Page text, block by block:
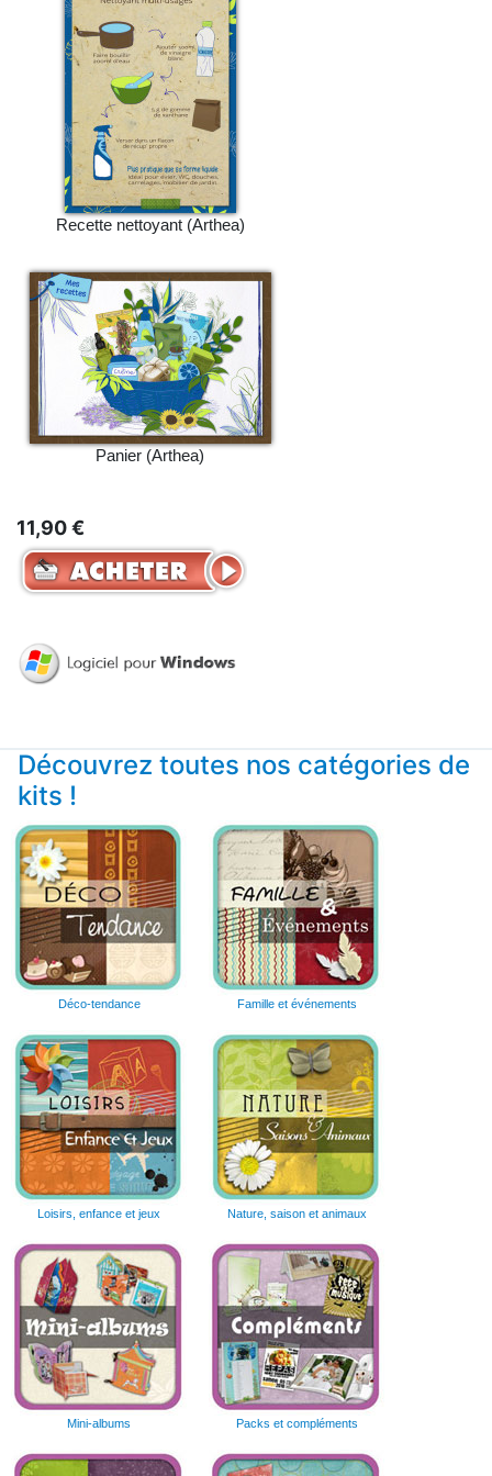
Recette nettoyant (Arthea)
Panier (Arthea)
11,90 €
Découvrez toutes nos catégories de
kits !
Déco-tendance Famille et événements
Loisirs, enfance et jeux Nature, saison et animaux
Mini-albums Packs et compléments